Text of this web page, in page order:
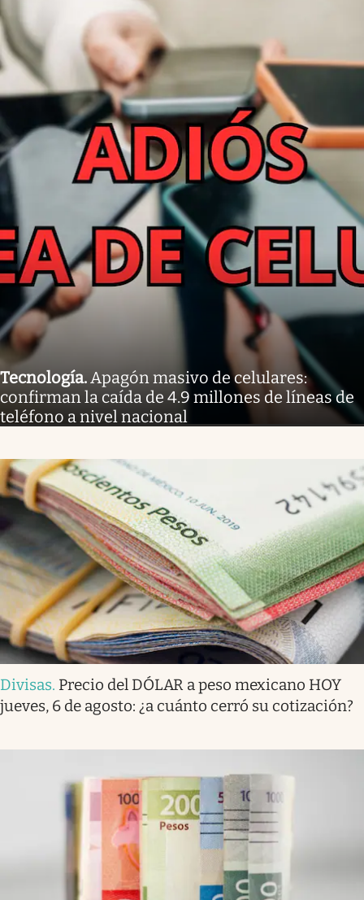
Tecnología.Apagón masivo de celulares:
confirman la caída de 4.9 millones de líneas de
teléfono a nivel nacional
Divisas. Precio del DÓLAR a peso mexicano HOY
jueves, 6 de agosto: ¿a cuánto cerró su cotización?